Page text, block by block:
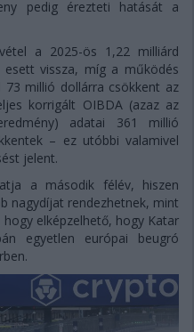
pedig érezteti hatását a
a 2025-ös 1,22 milliárd
vissza, míg a működés
millió dollárra csökkent az
korrigált OIBDA (azaz az
adatai 361 millió
– ez utóbbi valamivel
jelent.
a második félév, hiszen
nagydíjat rendezhetnek, mint
elképzelhető, hogy Katar
egyetlen európai beugró